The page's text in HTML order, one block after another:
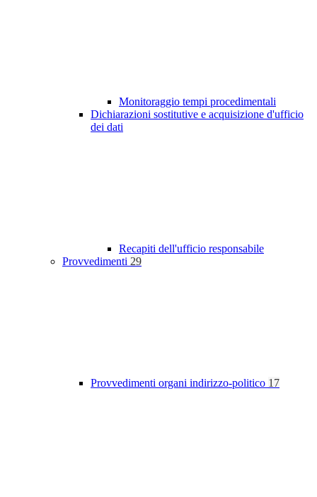
Monitoraggio tempi procedimentali
Dichiarazioni sostitutive e acquisizione d'ufficio
dei dati
Recapiti dell'ufficio responsabile
Provvedimenti 29
Provvedimenti organi indirizzo-politico 17